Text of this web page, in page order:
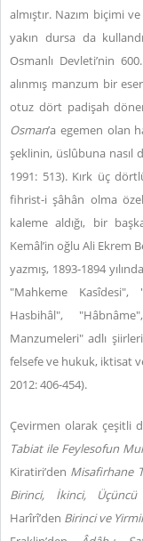
almıştır. Nazım biçimi
yakın dursa da
Osmanlı Devleti’nin
alınmış manzum bir
otuz dört padişah
Osman’a egemen olan
şeklinin, üslûbuna nasıl
1991: 513). Kırk üç
fihrist-i şâhân olma
kaleme aldığı, bir
Kemâl’in oğlu Ali Ekrem
yazmış, 1893-1894
"Mahkeme Kasîdesi",
Hasbihâl",
Manzumeleri" adlı
felsefe ve hukuk, iktisat
2012: 406-454).
Çevirmen olarak çeşitli
Tabiat ile Feylesofun
Kiratiri’den Misafirhane
Birinci, İkinci,
Harîrî’den Birinci ve